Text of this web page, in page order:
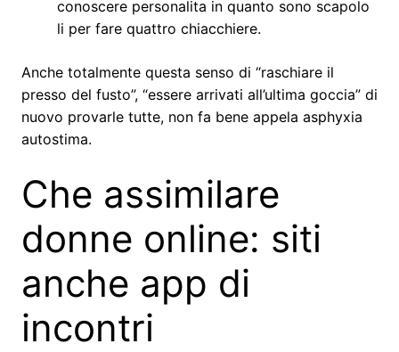
conoscere personalita in quanto sono scapolo
li per fare quattro chiacchiere.
Anche totalmente questa senso di “raschiare il
presso del fusto”, “essere arrivati all’ultima goccia” di
nuovo provarle tutte, non fa bene appela asphyxia
autostima.
Che assimilare
donne online: siti
anche app di
incontri